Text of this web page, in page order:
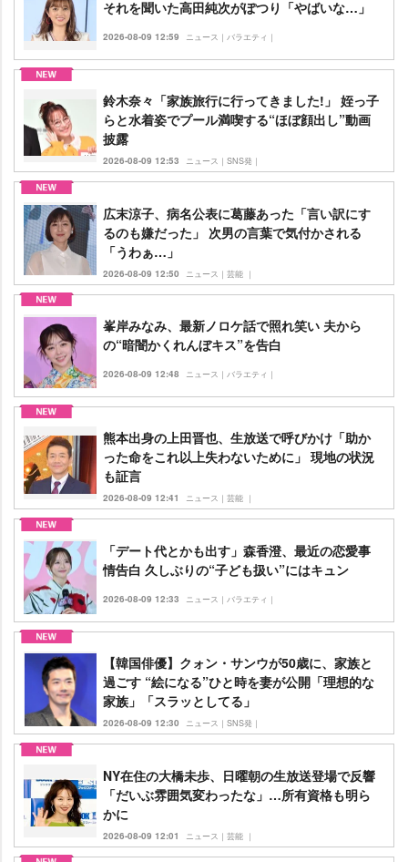
それを聞いた高田純次がぽつり「やばいな…」
2026-08-09 12:59 ニュース｜バラエティ｜
鈴木奈々「家族旅行に行ってきました!」 姪っ子
らと水着姿でプール満喫する“ほぼ顔出し”動画
披露
2026-08-09 12:53 ニュース｜SNS発｜
広末涼子、病名公表に葛藤あった「言い訳にす
るのも嫌だった」 次男の言葉で気付かされる
「うわぁ…」
2026-08-09 12:50 ニュース｜芸能 ｜
峯岸みなみ、最新ノロケ話で照れ笑い 夫から
の“暗闇かくれんぼキス”を告白
2026-08-09 12:48 ニュース｜バラエティ｜
熊本出身の上田晋也、生放送で呼びかけ「助か
った命をこれ以上失わないために」 現地の状況
も証言
2026-08-09 12:41 ニュース｜芸能 ｜
「デート代とかも出す」森香澄、最近の恋愛事
情告白 久しぶりの“子ども扱い”にはキュン
2026-08-09 12:33 ニュース｜バラエティ｜
【韓国俳優】クォン・サンウが50歳に、家族と
過ごす “絵になる”ひと時を妻が公開「理想的な
家族」「スラッとしてる」
2026-08-09 12:30 ニュース｜SNS発｜
NY在住の大橋未歩、日曜朝の生放送登場で反響
「だいぶ雰囲気変わったな」…所有資格も明ら
かに
2026-08-09 12:01 ニュース｜芸能 ｜